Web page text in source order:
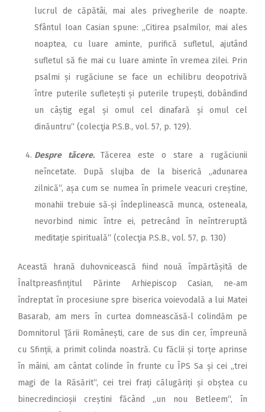
lucrul de căpătâi, mai ales privegherile de noapte.
Sfântul Ioan Casian spune: ,,Citirea psalmilor, mai ales
noaptea, cu luare aminte, purifică sufletul, ajutând
sufletul să fie mai cu luare aminte în vremea zilei. Prin
psalmi și rugăciune se face un echilibru deopotrivă
între puterile sufletești și puterile trupești, dobândind
un câștig egal și omul cel dinafară și omul cel
dinăuntru“ (colecţia P.S.B., vol. 57, p. 129).
Despre tăcere.Tăcerea este o stare a rugăciunii
neîncetate. După slujba de la biserică „adunarea
zilnică“, așa cum se numea în primele veacuri creștine,
monahii trebuie să‑și îndeplinească munca, osteneala,
nevorbind nimic între ei, petrecând în neîntreruptă
meditație spirituală“ (colecţia P.S.B., vol. 57, p. 130)
Această hrană duhovnicească fiind nouă împărtășită de
Înaltpreasfințitul Părinte Arhiepiscop Casian, ne‑am
îndreptat în procesiune spre biserica voievodală a lui Matei
Basarab, am mers în curtea domneascăsă‑l colindăm pe
Domnitorul Ţării Românești, care de sus din cer, împreună
cu Sfinții, a primit colinda noastră. Cu făclii și torțe aprinse
în mâini, am cântat colinde în frunte cu ÎPS Sa și cei „trei
magi de la Răsărit“, cei trei frați călugăriți și obștea cu
binecredincioșii creștini făcând „un nou Betleem“, în